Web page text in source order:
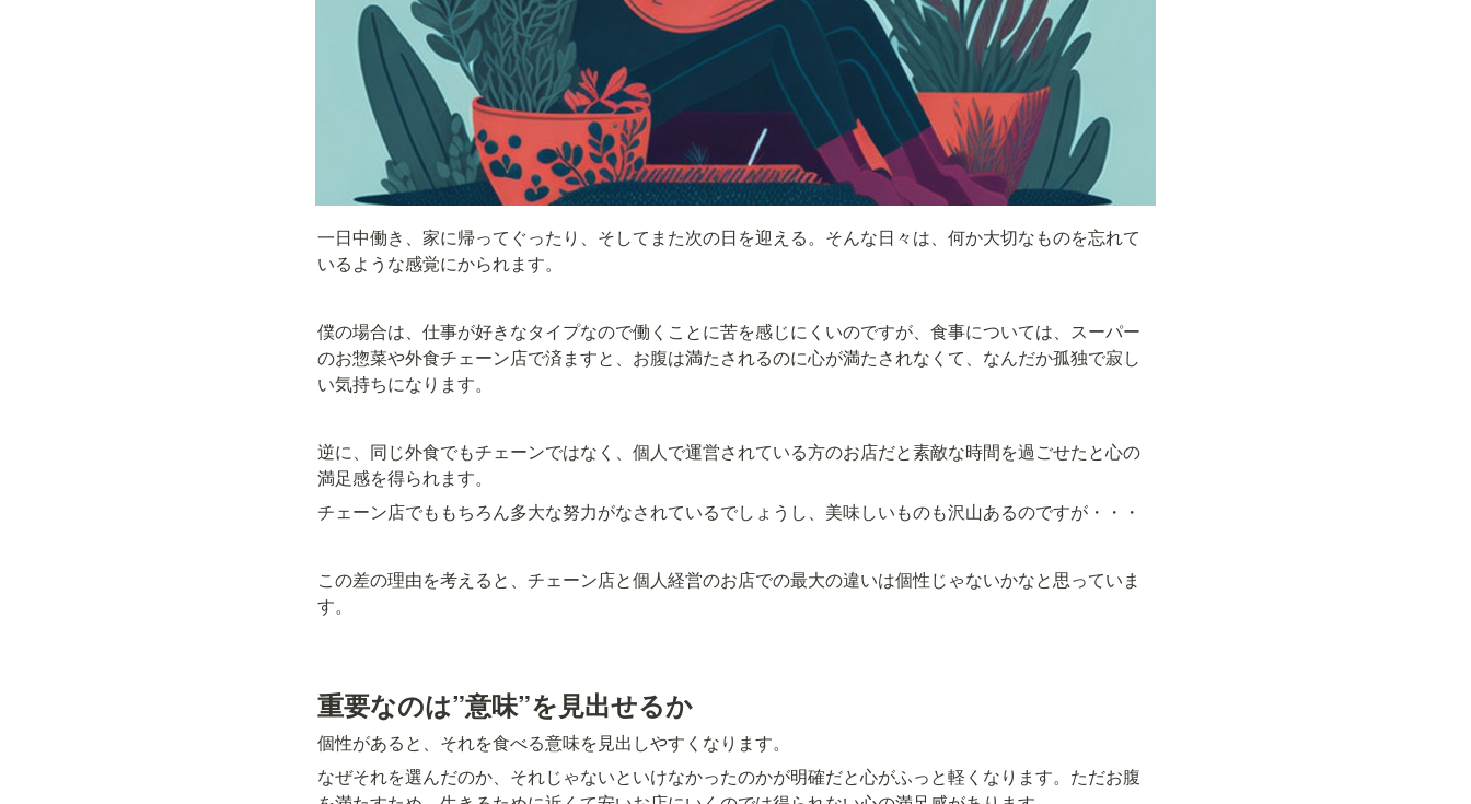
一日中働き、家に帰ってぐったり、そしてまた次の日を迎える。そんな日々は、何か大切なものを忘れて
いるような感覚にかられます。
僕の場合は、仕事が好きなタイプなので働くことに苦を感じにくいのですが、食事については、スーパー
のお惣菜や外食チェーン店で済ますと、お腹は満たされるのに心が満たされなくて、なんだか孤独で寂し
い気持ちになります。
逆に、同じ外食でもチェーンではなく、個人で運営されている方のお店だと素敵な時間を過ごせたと心の
満足感を得られます。
チェーン店でももちろん多大な努力がなされているでしょうし、美味しいものも沢山あるのですが・・・
この差の理由を考えると、チェーン店と個人経営のお店での最大の違いは個性じゃないかなと思っていま
す。
重要なのは”意味”を見出せるか
個性があると、それを食べる意味を見出しやすくなります。
なぜそれを選んだのか、それじゃないといけなかったのかが明確だと心がふっと軽くなります。ただお腹